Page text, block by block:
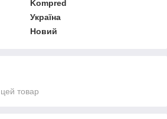
Kompred
Україна
Новий
товар